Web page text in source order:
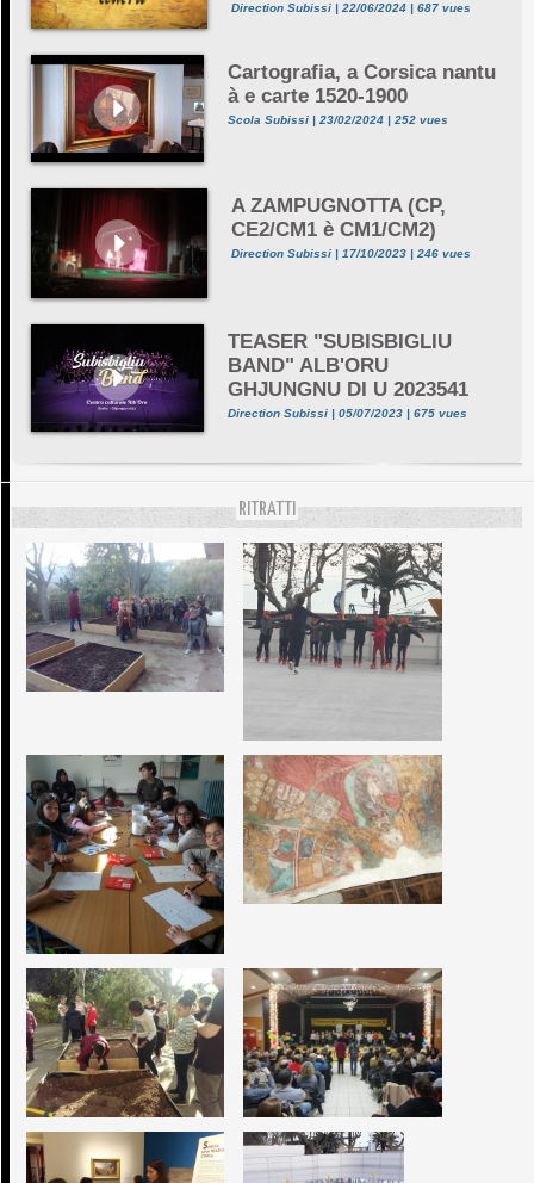
Direction Subissi | 22/06/2024 | 687 vues
Cartografia, a Corsica nantu
à e carte 1520-1900
Scola Subissi | 23/02/2024 | 252 vues
A ZAMPUGNOTTA (CP,
CE2/CM1 è CM1/CM2)
Direction Subissi | 17/10/2023 | 246 vues
TEASER "SUBISBIGLIU
BAND" ALB'ORU
GHJUNGNU DI U 2023541
Direction Subissi | 05/07/2023 | 675 vues
RITRATTI